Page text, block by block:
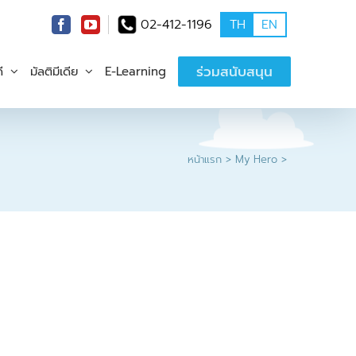
02-412-1196 TH EN
มัลติมีเดีย E-Learning ร่วมสนับสนุน
หน้าแรก My Hero